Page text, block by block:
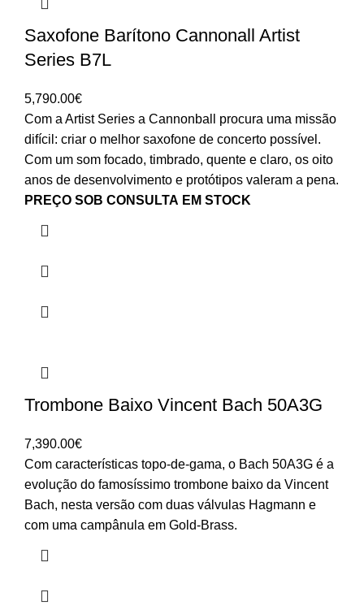
Saxofone Barítono Cannonall Artist
Series B7L
5,790.00€
Com a Artist Series a Cannonball procura uma missão
difícil: criar o melhor saxofone de concerto possível.
Com um som focado, timbrado, quente e claro, os oito
anos de desenvolvimento e protótipos valeram a pena.
PREÇO SOB CONSULTA EM STOCK
Trombone Baixo Vincent Bach 50A3G
7,390.00€
Com características topo-de-gama, o Bach 50A3G é a
evolução do famosíssimo trombone baixo da Vincent
Bach, nesta versão com duas válvulas Hagmann e
com uma campânula em Gold-Brass.